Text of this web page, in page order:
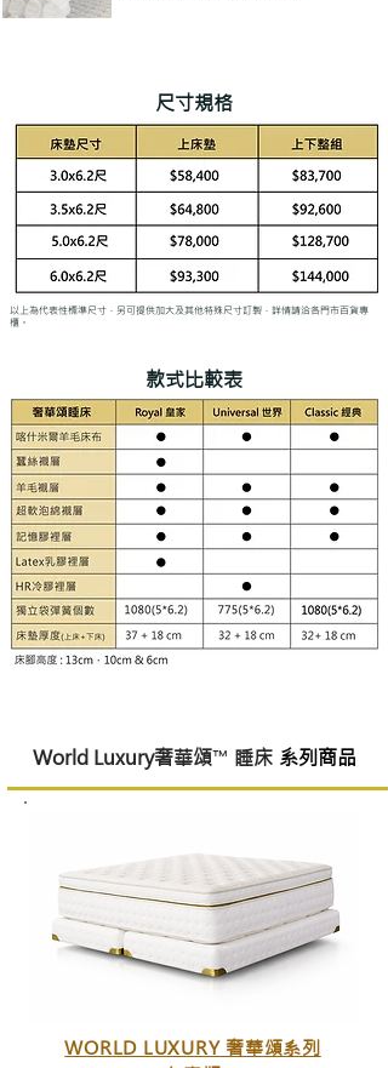
尺寸規格
​以上為代表性標準尺寸，另可提供加大及其他特殊尺寸訂製，詳情請洽各門市百貨專
櫃。
款式比較表
World Luxury奢華頌™ 睡床 ​系列商品
WORLD LUXURY 奢華頌系列